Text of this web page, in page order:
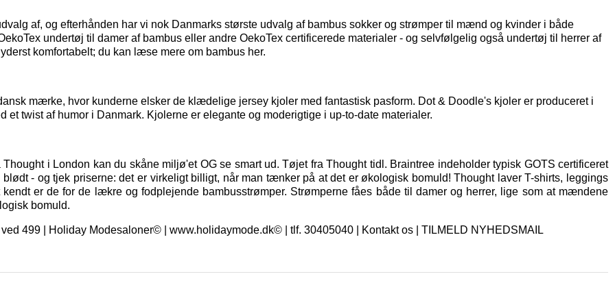
af, og efterhånden har vi nok Danmarks største udvalg af bambus sokker og strømper til mænd og kvinder i både
undertøj til damer af bambus eller andre OekoTex certificerede materialer - og selvfølgelig også undertøj til herrer af
komfortabelt; du kan læse mere om bambus her.
mærke, hvor kunderne elsker de klædelige jersey kjoler med fantastisk pasform. Dot & Doodle's kjoler er produceret i
twist af humor i Danmark. Kjolerne er elegante og moderigtige i up-to-date materialer.
i London kan du skåne miljø'et OG se smart ud. Tøjet fra Thought tidl. Braintree indeholder typisk GOTS certificeret
- og tjek priserne: det er virkeligt billigt, når man tænker på at det er økologisk bomuld! Thought laver T-shirts, leggings
er de for de lækre og fodplejende bambusstrømper. Strømperne fåes både til damer og herrer, lige som at mændene
bomuld.
499 | Holiday Modesaloner© | www.holidaymode.dk© | tlf. 30405040 | Kontakt os| TILMELD NYHEDSMAIL